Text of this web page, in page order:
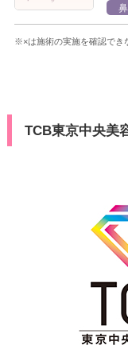
鼻
※×は施術の実施を確認でき
TCB東京中央美